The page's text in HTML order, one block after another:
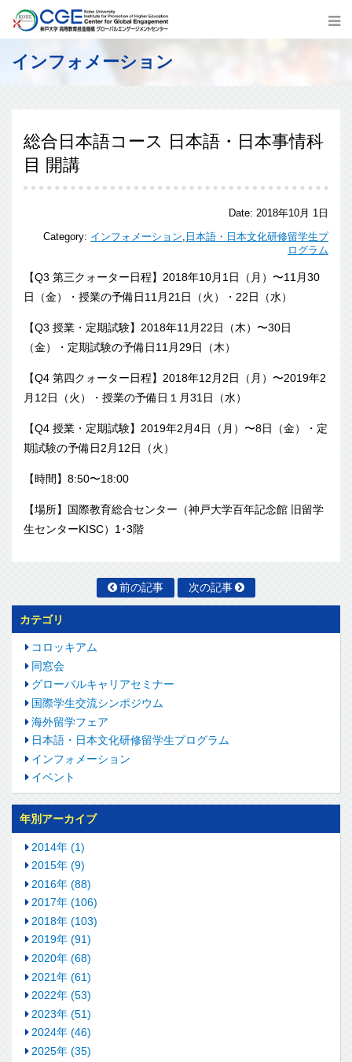
インフォメーション
総合日本語コース 日本語・日本事情科
目 開講
Date: 2018年10月 1日
Category: インフォメーション, 日本語・日本文化研修留学生プ
ログラム
【Q3 第三クォーター日程】2018年10月1日（月）〜11月30
日（金）・授業の予備日11月21日（火）・22日（水）
【Q3 授業・定期試験】2018年11月22日（木）〜30日
（金）・定期試験の予備日11月29日（木）
【Q4 第四クォーター日程】2018年12月2日（月）〜2019年2
月12日（火）・授業の予備日１月31日（水）
【Q4 授業・定期試験】2019年2月4日（月）〜8日（金）・定
期試験の予備日2月12日（火）
【時間】8:50〜18:00
【場所】国際教育総合センター（神戸大学百年記念館 旧留学
生センターKISC）1･3階
前の記事 次の記事
カテゴリ
コロッキアム
同窓会
グローバルキャリアセミナー
国際学生交流シンポジウム
海外留学フェア
日本語・日本文化研修留学生プログラム
インフォメーション
イベント
年別アーカイブ
2014年 (1)
2015年 (9)
2016年 (88)
2017年 (106)
2018年 (103)
2019年 (91)
2020年 (68)
2021年 (61)
2022年 (53)
2023年 (51)
2024年 (46)
2025年 (35)